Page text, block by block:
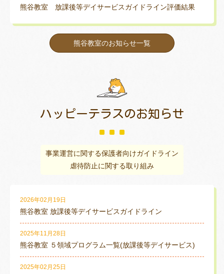
熊谷教室 放課後等デイサービスガイドライン評価結果
熊谷教室のお知らせ一覧
ハッピーテラスのお知らせ
事業運営に関する保護者向けガイドライン
虐待防止に関する取り組み
2026年02月19日
熊谷教室 放課後等デイサービスガイドライン
2025年11月28日
熊谷教室 ５領域プログラム一覧(放課後等デイサービス)
2025年02月25日